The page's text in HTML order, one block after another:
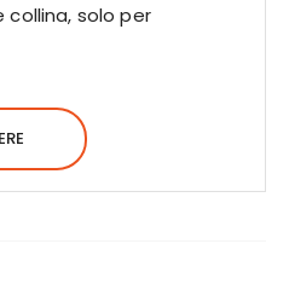
collina, solo per